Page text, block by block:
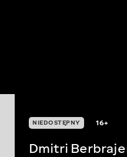
NIEDOSTĘPNY 16+
Dmitri